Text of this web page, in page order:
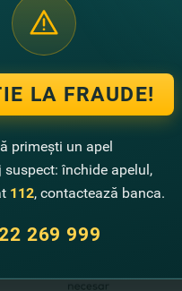
LA FRAUDE!
primești un apel
suspect: închide apelul,
112, contactează banca.
269 999